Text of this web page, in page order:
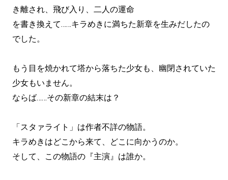
き離され、飛び入り、二人の運命
を書き換えて……キラめきに満ちた新章を生みだしたの
でした。
もう目を焼かれて塔から落ちた少女も、幽閉されていた
少女もいません。
ならば……その新章の結末は？
「スタァライト」は作者不詳の物語。
キラめきはどこから来て、どこに向かうのか。
そして、この物語の『主演』は誰か。